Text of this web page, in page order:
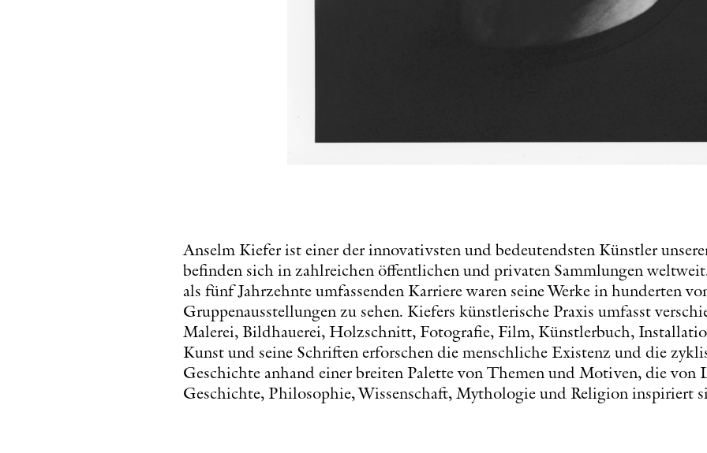
Anselm Kiefer ist einer der innovativsten und bedeutendsten Künstler
befinden sich in zahlreichen öffentlichen und privaten Sammlungen
als fünf Jahrzehnte umfassenden Karriere waren seine Werke in hunderten
Gruppenausstellungen zu sehen. Kiefers künstlerische Praxis umfasst
Malerei, Bildhauerei, Holzschnitt, Fotografie, Film, Künstlerbuch,
Kunst und seine Schriften erforschen die menschliche Existenz und die
Geschichte anhand einer breiten Palette von Themen und Motiven, die von
Geschichte, Philosophie, Wissenschaft, Mythologie und Religion inspiriert